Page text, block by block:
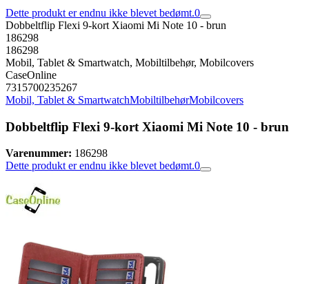
Dette produkt er endnu ikke blevet bedømt.0
Dobbeltflip Flexi 9-kort Xiaomi Mi Note 10 - brun
186298
186298
Mobil, Tablet & Smartwatch, Mobiltilbehør, Mobilcovers
CaseOnline
7315700235267
Mobil, Tablet & SmartwatchMobiltilbehørMobilcovers
Dobbeltflip Flexi 9-kort Xiaomi Mi Note 10 - brun
Varenummer: 186298
Dette produkt er endnu ikke blevet bedømt.0